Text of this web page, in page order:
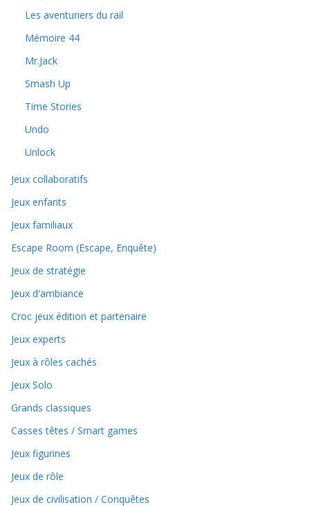
Les aventuriers du rail
Mémoire 44
Mr.Jack
Smash Up
Time Stories
Undo
Unlock
Jeux collaboratifs
Jeux enfants
Jeux familiaux
Escape Room (Escape, Enquête)
Jeux de stratégie
Jeux d'ambiance
Croc jeux édition et partenaire
Jeux experts
Jeux à rôles cachés
Jeux Solo
Grands classiques
Casses têtes / Smart games
Jeux figurines
Jeux de rôle
Jeux de civilisation / Conquêtes